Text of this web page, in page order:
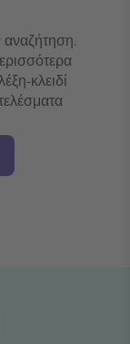
αναζήτηση.
κλειδί